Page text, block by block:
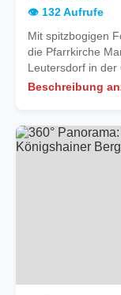
👁️ 132 Aufrufe
Mit spitzbogigen
die Pfarrkirche
Leutersdorf in der
Beschreibung